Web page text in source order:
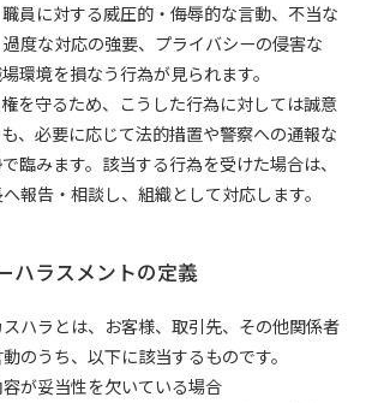
員に対する威圧的・侮辱的な言動、不当な
度な対応の強要、プライバシーの侵害な
環境を損なう行為が見られます。
を守るため、こうした行為に対しては誠意
、必要に応じて法的措置や警察への通報な
臨みます。該当する行為を受けた場合は、
報告・相談し、組織として対応します。
ハラスメントの定義
ハラとは、お客様、取引先、その他関係者
のうち、以下に該当するものです。
が妥当性を欠いている場合